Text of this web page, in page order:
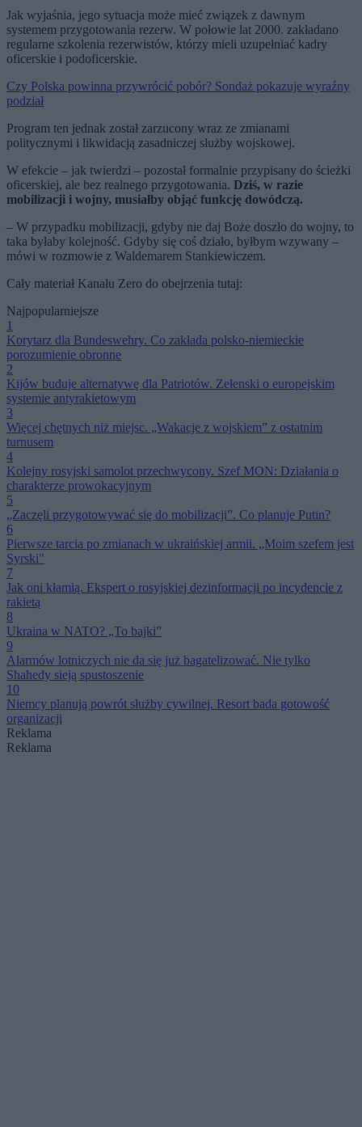
Jak wyjaśnia, jego sytuacja może mieć związek z dawnym
systemem przygotowania rezerw. W połowie lat 2000. zakładano
regularne szkolenia rezerwistów, którzy mieli uzupełniać kadry
oficerskie i podoficerskie.
Czy Polska powinna przywrócić pobór? Sondaż pokazuje wyraźny
podział
Program ten jednak został zarzucony wraz ze zmianami
politycznymi i likwidacją zasadniczej służby wojskowej.
W efekcie – jak twierdzi – pozostał formalnie przypisany do ścieżki
oficerskiej, ale bez realnego przygotowania. Dziś, w razie
mobilizacji i wojny, musiałby objąć funkcję dowódczą.
– W przypadku mobilizacji, gdyby nie daj Boże doszło do wojny, to
taka byłaby kolejność. Gdyby się coś działo, byłbym wzywany –
mówi w rozmowie z Waldemarem Stankiewiczem.
Cały materiał Kanału Zero do obejrzenia tutaj:
Najpopularniejsze
1
Korytarz dla Bundeswehry. Co zakłada polsko-niemieckie
porozumienie obronne
2
Kijów buduje alternatywę dla Patriotów. Zełenski o europejskim
systemie antyrakietowym
3
Więcej chętnych niż miejsc. „Wakacje z wojskiem” z ostatnim
turnusem
4
Kolejny rosyjski samolot przechwycony. Szef MON: Działania o
charakterze prowokacyjnym
5
„Zaczęli przygotowywać się do mobilizacji”. Co planuje Putin?
6
Pierwsze tarcia po zmianach w ukraińskiej armii. „Moim szefem jest
Syrski"
7
Jak oni kłamią. Ekspert o rosyjskiej dezinformacji po incydencie z
rakietą
8
Ukraina w NATO? „To bajki”
9
Alarmów lotniczych nie da się już bagatelizować. Nie tylko
Shahedy sieją spustoszenie
10
Niemcy planują powrót służby cywilnej. Resort bada gotowość
organizacji
Reklama
Reklama